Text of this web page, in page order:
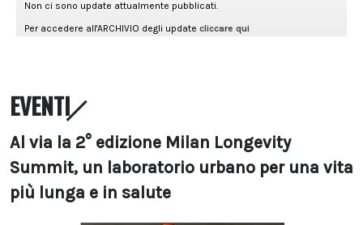
EVENTI
Al via la 2° edizione Milan Longevity
Summit, un laboratorio urbano per una vita
più lunga e in salute